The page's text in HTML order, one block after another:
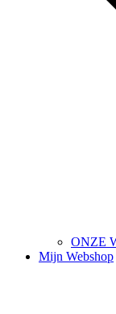
ONZE
Mijn Webshop